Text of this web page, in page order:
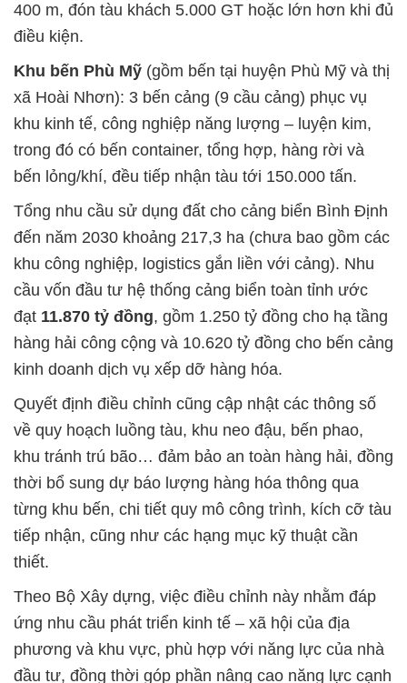
400 m, đón tàu khách 5.000 GT hoặc lớn hơn khi đủ
điều kiện.
Khu bến Phù Mỹ (gồm bến tại huyện Phù Mỹ và thị
xã Hoài Nhơn): 3 bến cảng (9 cầu cảng) phục vụ
khu kinh tế, công nghiệp năng lượng – luyện kim,
trong đó có bến container, tổng hợp, hàng rời và
bến lỏng/khí, đều tiếp nhận tàu tới 150.000 tấn.
Tổng nhu cầu sử dụng đất cho cảng biển Bình Định
đến năm 2030 khoảng 217,3 ha (chưa bao gồm các
khu công nghiệp, logistics gắn liền với cảng). Nhu
cầu vốn đầu tư hệ thống cảng biển toàn tỉnh ước
đạt 11.870 tỷ đồng, gồm 1.250 tỷ đồng cho hạ tầng
hàng hải công cộng và 10.620 tỷ đồng cho bến cảng
kinh doanh dịch vụ xếp dỡ hàng hóa.
Quyết định điều chỉnh cũng cập nhật các thông số
về quy hoạch luồng tàu, khu neo đậu, bến phao,
khu tránh trú bão… đảm bảo an toàn hàng hải, đồng
thời bổ sung dự báo lượng hàng hóa thông qua
từng khu bến, chi tiết quy mô công trình, kích cỡ tàu
tiếp nhận, cũng như các hạng mục kỹ thuật cần
thiết.
Theo Bộ Xây dựng, việc điều chỉnh này nhằm đáp
ứng nhu cầu phát triển kinh tế – xã hội của địa
phương và khu vực, phù hợp với năng lực của nhà
đầu tư, đồng thời góp phần nâng cao năng lực cạnh